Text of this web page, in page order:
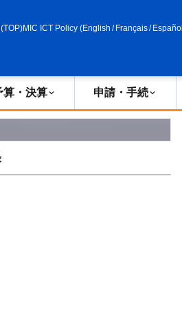
MIC ICT Policy (English / Français/ Español
算・決算 申請・手続